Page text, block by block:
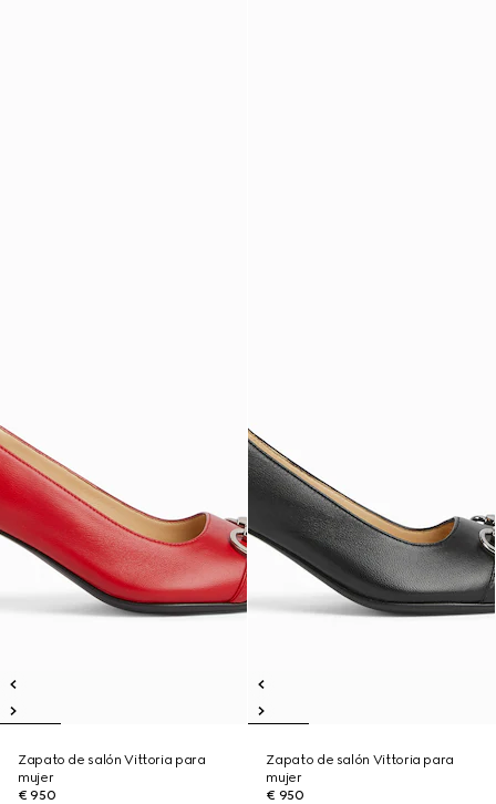
Zapato de salón Vittoria para
mujer
€ 950
Zapato de salón Vittoria para
mujer
€ 950